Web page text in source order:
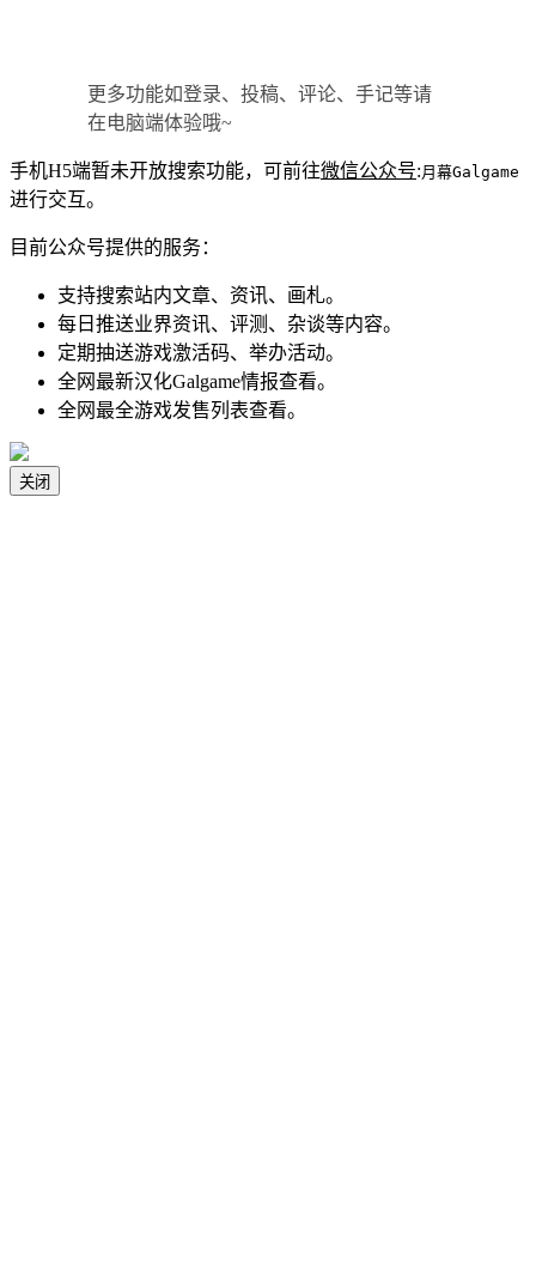
更多功能如登录、投稿、评论、手记等请
在电脑端体验哦~
手机H5端暂未开放搜索功能，可前往微信公众号:月幕Galgame
进行交互。
目前公众号提供的服务：
支持搜索站内文章、资讯、画札。
每日推送业界资讯、评测、杂谈等内容。
定期抽送游戏激活码、举办活动。
全网最新汉化Galgame情报查看。
全网最全游戏发售列表查看。
关闭